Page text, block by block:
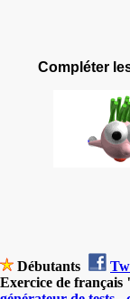
Compléter
Débutants
Exercice de